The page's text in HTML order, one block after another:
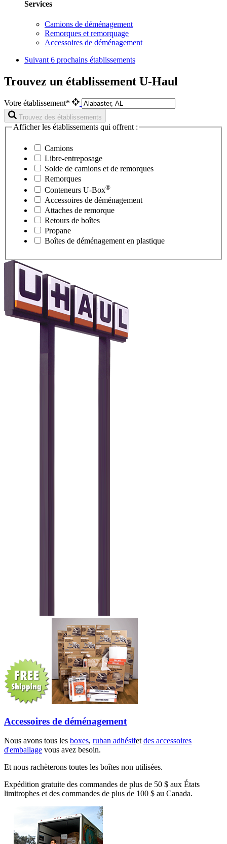
Services
Camions de déménagement
Remorques et remorquage
Accessoires de déménagement
Suivant 6 prochains établissements
Trouvez un établissement U-Haul
Votre établissement*
Trouvez des établissements
Afficher les établissements qui offrent :
Camions
Libre-entreposage
Solde de camions et de remorques
Remorques
Conteneurs U-Box®
Accessoires de déménagement
Attaches de remorque
Retours de boîtes
Propane
Boîtes de déménagement en plastique
Accessoires de déménagement
Nous avons tous les boxes, ruban adhésifetdes accessoires
d'emballage vous avez besoin.
Et nous rachèterons toutes les boîtes non utilisées.
Expédition gratuite des commandes de plus de 50 $ aux États
limitrophes et des commandes de plus de 100 $ au Canada.